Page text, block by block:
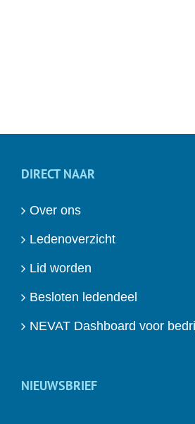
DIRECT NAAR
Over ons
Ledenoverzicht
Lid worden
Besloten ledendeel
NEVAT Dashboard voor
NIEUWSBRIEF